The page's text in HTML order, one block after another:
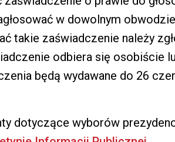
w dowolnym obwodzie
takie zaświadczenie należy
odbiera się osobiście
będą wydawane do 26
dotyczące wyborów